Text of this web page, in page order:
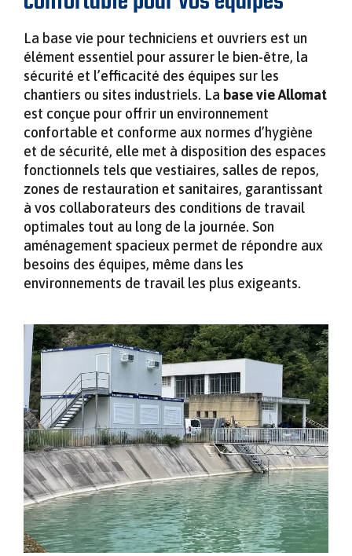
L’INDUSTRIE ET LES SERVICES
TOILETTE AUTONOME SANIMAT
DEMI DOMINO VIDE
SANIBOX – BUNGALOW SANITAIRE
RACCORDABLE POUR CHANTIERS ET
ÉVÉNEMENTS
SANIBOX DUO – BUNGALOW SANITAIRE
RACCORDABLE POUR CHANTIERS ET
ÉVÉNEMENTS
VIGIMAT – GUÉRITE MODULAIRE POUR
SÉCURITÉ ET SURVEILLANCE
MINIMAT – LE MODULE COMPACT POUR
CHANTIERS URBAINS
SANILUX – TOILETTES AUTONOMES HAUT DE
SANIMAT – TOILETTES AUTONOMES POUR
CHANTIERS
URISAN – URINOIR AUTONOME POUR
ÉVÉNEMENTS
ENVIRONNEMENTAUX
La base vie pour techniciens et ouvriers est un
élément essentiel pour assurer le bien-être, la
sécurité et l’efficacité des équipes sur les
chantiers ou sites industriels. La base vie Allomat
est conçue pour offrir un environnement
confortable et conforme aux normes d’hygiène
et de sécurité, elle met à disposition des espaces
fonctionnels tels que vestiaires, salles de repos,
zones de restauration et sanitaires, garantissant
à vos collaborateurs des conditions de travail
optimales tout au long de la journée. Son
aménagement spacieux permet de répondre aux
besoins des équipes, même dans les
environnements de travail les plus exigeants.